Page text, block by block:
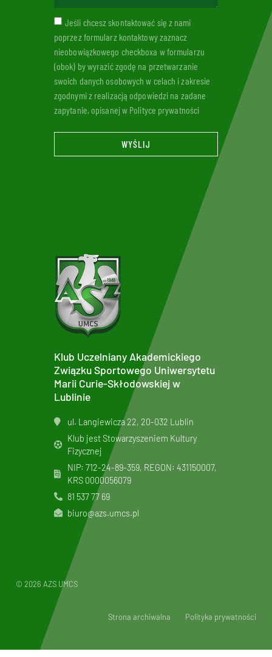
Jeśli chcesz skontaktować się z nami
poprzez formularz kontaktowy zaznacz
nieobowiązkowego checkboxa w formularzu
(obok) by wyrazić zgodę na przetwarzanie
swoich danych osobowych w celach i zakresie
zgodnymi z realizacją odpowiedzi na zadane
zapytanie, opisanej w Polityce prywatności
WYŚLIJ
Klub Uczelniany Akademickiego
Związku Sportowego Uniwersytetu
Marii Curie-Skłodowskiej w
Lublinie
ul. Langiewicza 22, 20-032 Lublin
Klub jest Stowarzyszeniem Kultury
Fizycznej
NIP: 712-24-89-359, REGON: 431150007,
KRS 0000056079
81 537 77 69
biuro@azs.umcs.pl
© 2026 AZS UMCS
Strona archiwalna Polityka prywatności